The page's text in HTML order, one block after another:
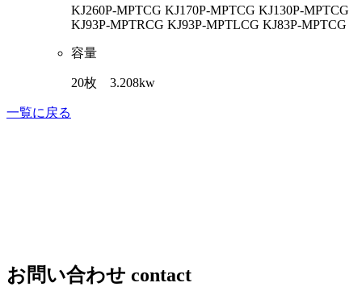
KJ260P-MPTCG KJ170P-MPTCG KJ130P-MPTCG
KJ93P-MPTRCG KJ93P-MPTLCG KJ83P-MPTCG
容量
20枚 3.208kw
一覧に戻る
お問い合わせ contact